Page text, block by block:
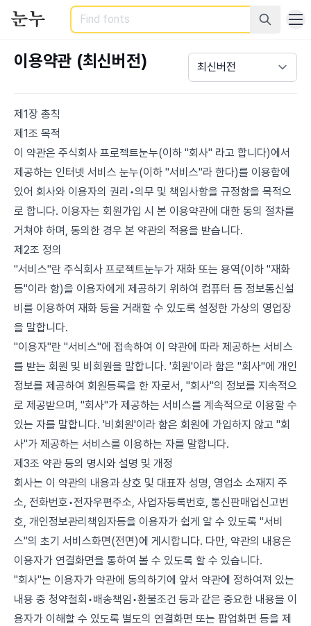
Search
이용약관 (최신버전)
제1장 총칙
제1조 목적
이 약관은 주식회사 프로젝트눈누(이하 "회사" 라고 합니다)에서
제공하는 인터넷 서비스 눈누(이하 "서비스"라 한다)를 이용함에
있어 회사와 이용자의 권리•의무 및 책임사항을 규정함을 목적으
로 합니다. 이용자는 회원가입 시 본 이용약관에 대한 동의 절차를
거쳐야 하며, 동의한 경우 본 약관의 적용을 받습니다.
제2조 정의
"서비스"란 주식회사 프로젝트눈누가 재화 또는 용역(이하 "재화
등"이라 함)을 이용자에게 제공하기 위하여 컴퓨터 등 정보통신설
비를 이용하여 재화 등을 거래할 수 있도록 설정한 가상의 영업장
을 말합니다.
"이용자"란 "서비스"에 접속하여 이 약관에 따라 제공하는 서비스
를 받는 회원 및 비회원을 말합니다. '회원'이라 함은 "회사"에 개인
정보를 제공하여 회원등록을 한 자로서, "회사"의 정보를 지속적으
로 제공받으며, "회사"가 제공하는 서비스를 계속적으로 이용할 수
있는 자를 말합니다. '비회원'이라 함은 회원에 가입하지 않고 "회
사"가 제공하는 서비스를 이용하는 자를 말합니다.
제3조 약관 등의 명시와 설명 및 개정
회사는 이 약관의 내용과 상호 및 대표자 성명, 영업소 소재지 주
소, 전화번호•전자우편주소, 사업자등록번호, 통신판매업신고번
호, 개인정보관리책임자등을 이용자가 쉽게 알 수 있도록 "서비
스"의 초기 서비스화면(전면)에 게시합니다. 다만, 약관의 내용은
이용자가 연결화면을 통하여 볼 수 있도록 할 수 있습니다.
"회사"는 이용자가 약관에 동의하기에 앞서 약관에 정하여져 있는
내용 중 청약철회•배송책임•환불조건 등과 같은 중요한 내용을 이
용자가 이해할 수 있도록 별도의 연결화면 또는 팝업화면 등을 제